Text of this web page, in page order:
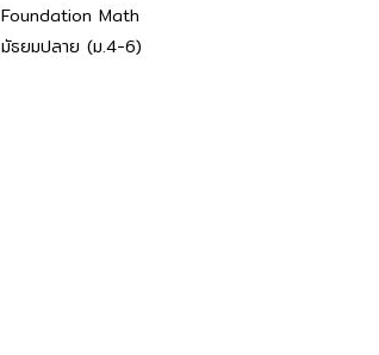
Foundation Math
มัธยมปลาย (ม.4-6)